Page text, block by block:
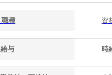
職種 資
給与 時